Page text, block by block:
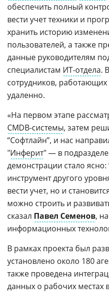
обеспечить полный
вести учет техники и
хранить историю
пользователей, а также
данные руководителям
специалистам ИТ-отдела.
сотрудников, работающих
удаленно.
«На первом этапе
CMDB-системы, затем
“Софтлайн”, и нас
"Инферит" — в
демонстрации стало ясно:
инструмент другого
вести учет, но и
можно строить и
сказал Павел Семенов,
информационных
В рамках проекта был
установлено около 180
также проведена
данных о рабочих местах